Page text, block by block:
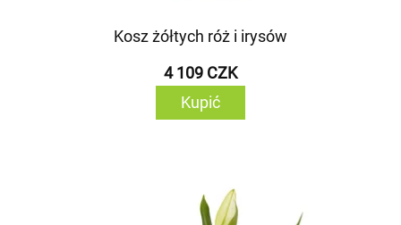
Kosz żółtych róż i irysów
4 109 CZK
Kupić